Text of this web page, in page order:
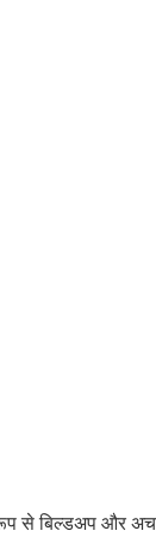
से बिल्डअप और